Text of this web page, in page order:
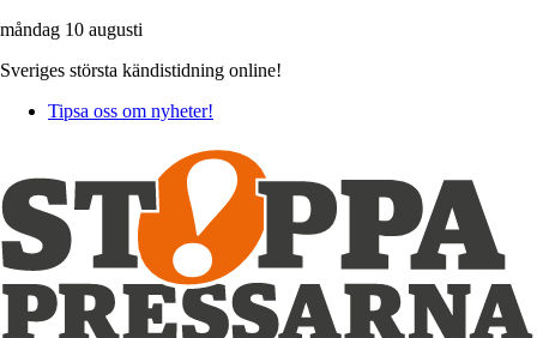
måndag 10 augusti
Sveriges största kändistidning online!
Tipsa oss om nyheter!